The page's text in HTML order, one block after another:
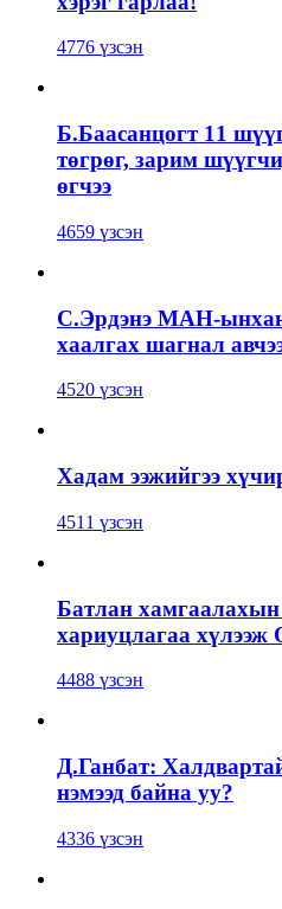
4776 үзсэн
Б.Баасанцогт 11
төгрөг, зарим
өгчээ
4659 үзсэн
С.Эрдэнэ МАН-
хаалгах шагнал
4520 үзсэн
Хадам ээжийгээ
4511 үзсэн
Батлан
хариуцлагаа
4488 үзсэн
Д.Ганбат:
нэмээд байна уу?
4336 үзсэн